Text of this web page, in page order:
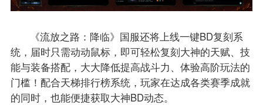
《流放之路：降临》国服还将上线一键BD复刻系
统，届时只需动动鼠标，即可轻松复刻大神的天赋、技
能与装备搭配，大大降低提高战斗力、体验高阶玩法的
门槛！配合天梯排行榜系统，玩家在达成各类赛季成就
的同时，也能便捷获取大神BD动态。